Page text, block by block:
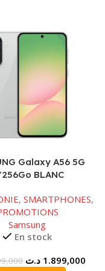
Galaxy A56 5G
BLANC
, SMARTPHONES,
Samsung
En stock
Le
1.899,000 د.ت
Le